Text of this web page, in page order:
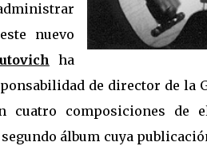
nuevo
ha
de director de la
composiciones de
álbum cuya